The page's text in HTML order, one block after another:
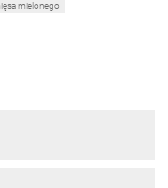
mielonego